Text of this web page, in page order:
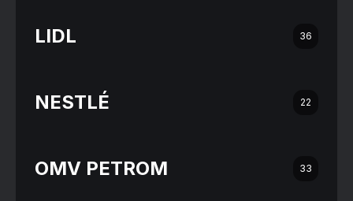
LIDL 36
NESTLÉ 22
OMV PETROM 33